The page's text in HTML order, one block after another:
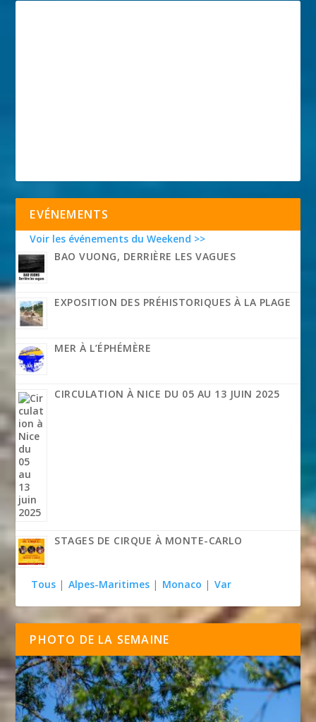
EVÉNEMENTS
Voir les événements du Weekend >>
BAO VUONG, DERRIÈRE LES VAGUES
EXPOSITION DES PRÉHISTORIQUES À LA PLAGE
MER À L’ÉPHÉMÈRE
CIRCULATION À NICE DU 05 AU 13 JUIN 2025
STAGES DE CIRQUE À MONTE-CARLO
Tous | Alpes-Maritimes | Monaco | Var
PHOTO DE LA SEMAINE